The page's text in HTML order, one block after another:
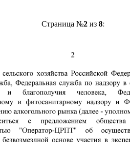
Страница №2из 8: